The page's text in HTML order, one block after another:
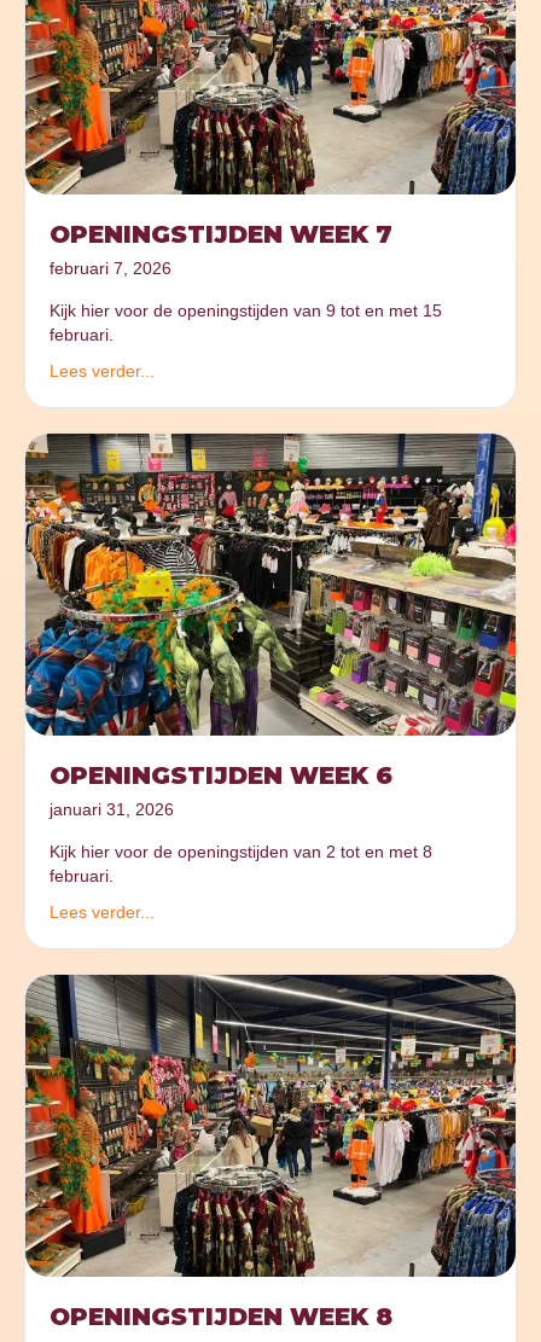
OPENINGSTIJDEN WEEK 7
februari 7, 2026
Kijk hier voor de openingstijden van 9 tot en met 15
februari.
Lees verder...
OPENINGSTIJDEN WEEK 6
januari 31, 2026
Kijk hier voor de openingstijden van 2 tot en met 8
februari.
Lees verder...
OPENINGSTIJDEN WEEK 8